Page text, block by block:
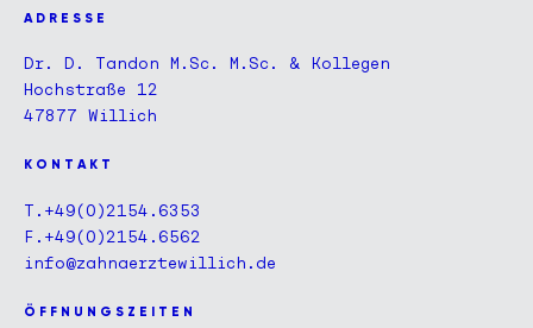
A D R E S S E
Dr. D. Tandon M.Sc. M.Sc. & Kollegen
Hochstraße 12
47877 Willich
K O N T A K T
T. +49(0)2154.6353
F.+49(0)2154.6562
info@zahnaerztewillich.de
Ö F F N U N G S Z E I T E N